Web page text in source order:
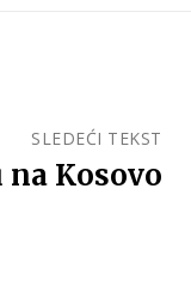
SLEDEĆI TEKST
Kosovo